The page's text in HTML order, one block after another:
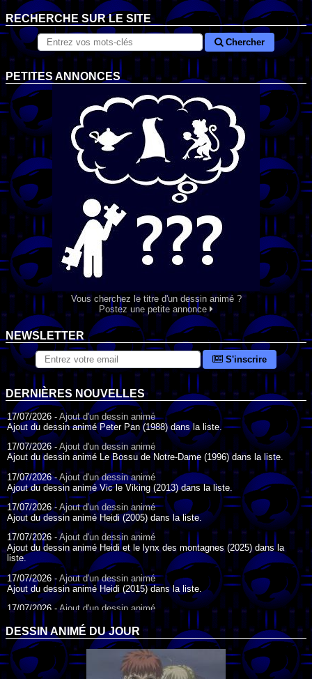
RECHERCHE SUR LE SITE
Chercher
PETITES ANNONCES
Vous cherchez le titre d'un dessin animé ?
Postez une petite annonce
NEWSLETTER
S'inscrire
DERNIÈRES NOUVELLES
17/07/2026 - Ajout d'un dessin animé
Ajout du dessin animé Peter Pan (1988) dans la liste.
17/07/2026 -Ajout d'un dessin animé
Ajout du dessin animé Le Bossu de Notre-Dame (1996) dans la liste.
17/07/2026 -Ajout d'un dessin animé
Ajout du dessin animé Vic le Viking (2013) dans la liste.
17/07/2026 - Ajout d'un dessin animé
Ajout du dessin animé Heidi (2005) dans la liste.
17/07/2026 - Ajout d'un dessin animé
Ajout du dessin animé Heidi et le lynx des montagnes (2025) dans la
liste.
17/07/2026 - Ajout d'un dessin animé
Ajout du dessin animé Heidi (2015) dans la liste.
17/07/2026 -Ajout d'un dessin animé
Ajout du dessin animé Heidi (1995) dans la liste.
09/07/2026 -Ajout d'un dessin animé
Ajout du dessin animé Genki l'Aventurier de la Chance (2006) dans la
liste.
DESSIN ANIMÉ DU JOUR